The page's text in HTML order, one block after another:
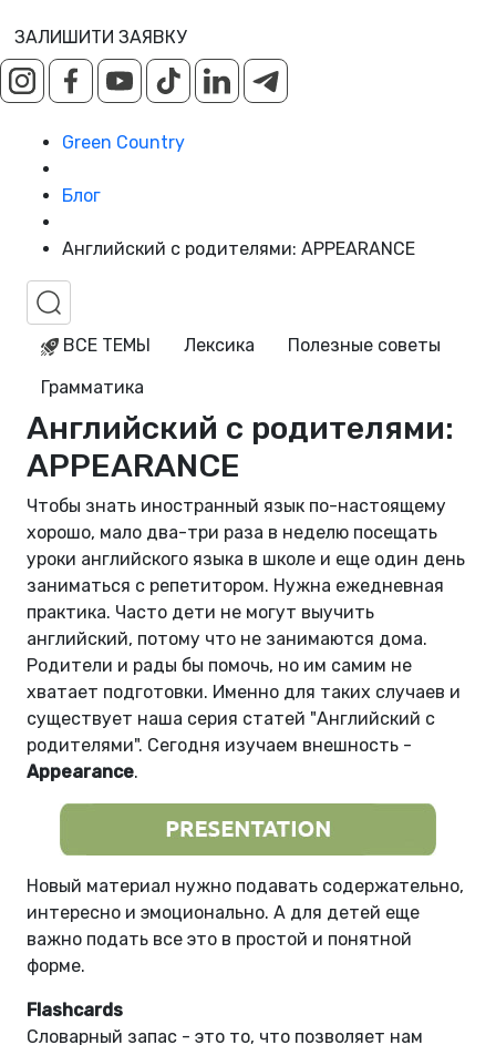
ЗАЛИШИТИ ЗАЯВКУ
Green Country
Блог
Английский с родителями: APPEARANCE
ВСЕ ТЕМЫ Лексика
Полезные советы
Грамматика
Английский с родителями:
APPEARANCE
Чтобы знать иностранный язык по-настоящему
хорошо, мало два-три раза в неделю посещать
уроки английского языка в школе и еще один день
заниматься с репетитором. Нужна ежедневная
практика. Часто дети не могут выучить
английский, потому что не занимаются дома.
Родители и рады бы помочь, но им самим не
хватает подготовки. Именно для таких случаев и
существует наша серия статей "Английский с
родителями". Сегодня изучаем внешность -
Appearance.
Новый материал нужно подавать содержательно,
интересно и эмоционально. А для детей еще
важно подать все это в простой и понятной
форме.
Flashcards
Словарный запас - это то, что позволяет нам